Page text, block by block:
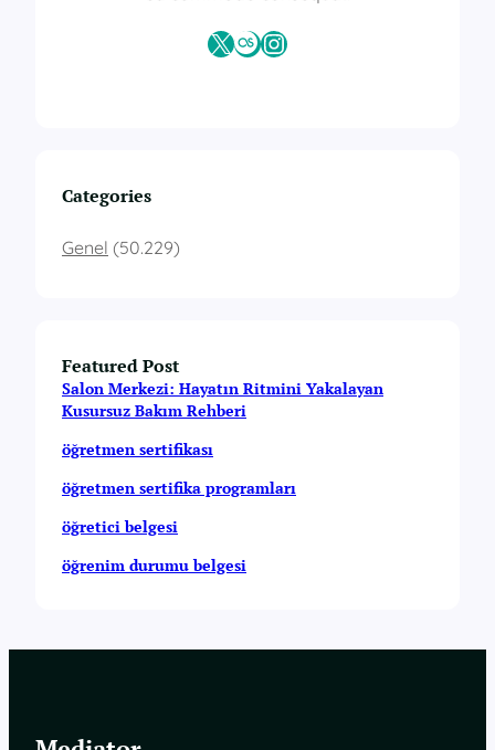
X Last.fmInstagram
Categories
Genel (50.229)
Featured Post
Salon Merkezi: Hayatın Ritmini Yakalayan
Kusursuz Bakım Rehberi
öğretmen sertifikası
öğretmen sertifika programları
öğretici belgesi
öğrenim durumu belgesi